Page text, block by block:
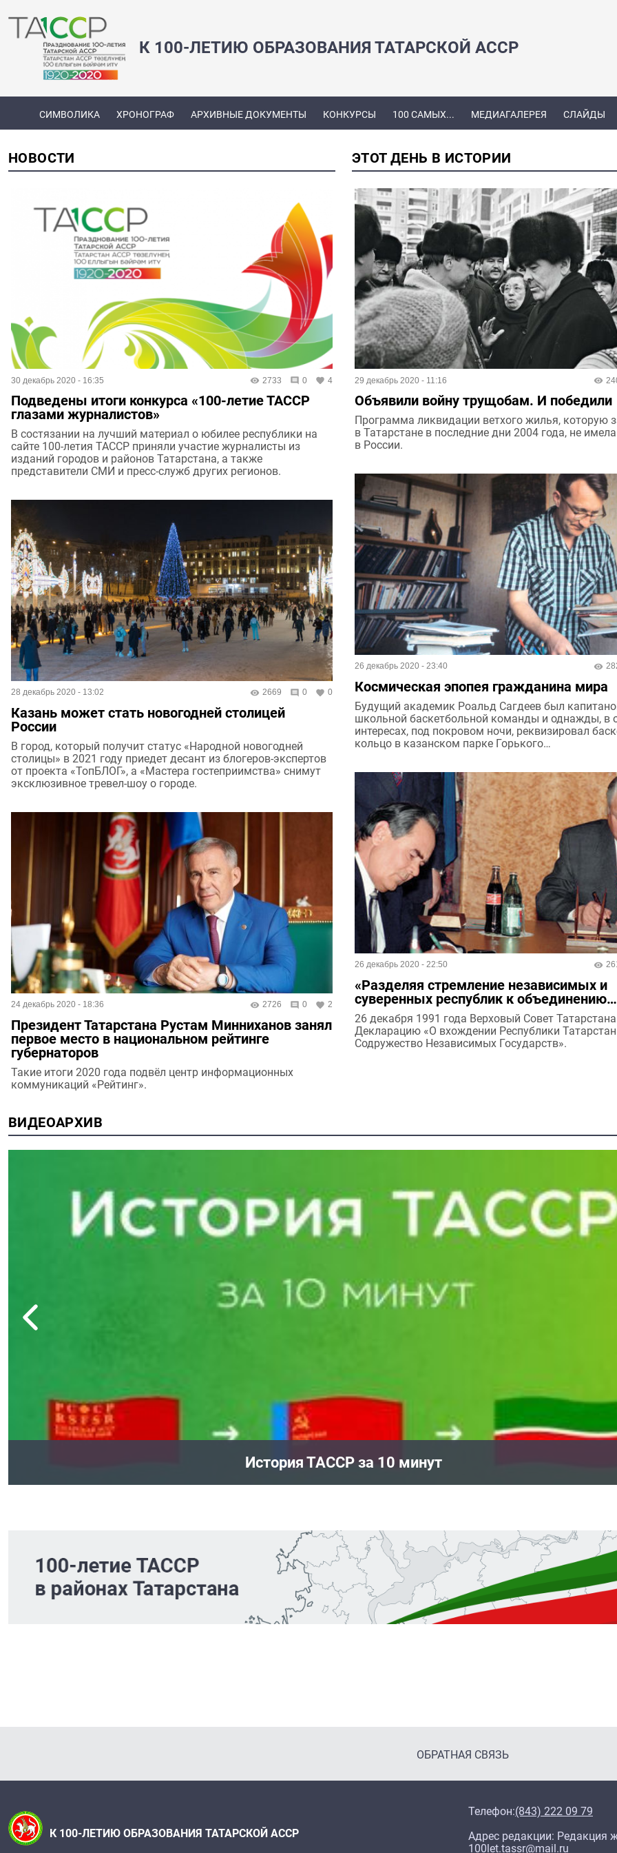
К 100-ЛЕТИЮ ОБРАЗОВАНИЯ ТАТАРСКОЙ АССР
СИМВОЛИКА ХРОНОГРАФ АРХИВНЫЕ ДОКУМЕНТЫ КОНКУРСЫ 100 САМЫХ... МЕДИАГАЛЕРЕЯ СЛАЙДЫ
НОВОСТИ
30 декабрь 2020 - 16:35 2733 0 4
Подведены итоги конкурса «100-летие ТАССР
глазами журналистов»
В состязании на лучший материал о юбилее республики на
сайте 100-летия ТАССР приняли участие журналисты из
изданий городов и районов Татарстана, а также
представители СМИ и пресс-служб других регионов.
28 декабрь 2020 - 13:02 2669 0 0
Казань может стать новогодней столицей
России
В город, который получит статус «Народной новогодней
столицы» в 2021 году приедет десант из блогеров-экспертов
от проекта «ТопБЛОГ», а «Мастера гостеприимства» снимут
эксклюзивное тревел-шоу о городе.
24 декабрь 2020 - 18:36 2726 0 2
Президент Татарстана Рустам Минниханов занял
первое место в национальном рейтинге
губернаторов
Такие итоги 2020 года подвёл центр информационных
коммуникаций «Рейтинг».
ЭТОТ ДЕНЬ В ИСТОРИИ
29 декабрь 2020 - 11:16
Объявили войну трущобам. И победили
Программа ликвидации ветхого жилья, которую
в Татарстане в последние дни 2004 года, не
в России.
26 декабрь 2020 - 23:40
Космическая эпопея гражданина мира
Будущий академик Роальд Сагдеев был
школьной баскетбольной команды и однажды, в
интересах, под покровом ночи, реквизировал
кольцо в казанском парке Горького…
26 декабрь 2020 - 22:50
«Разделяя стремление независимых и
суверенных республик к
26 декабря 1991 года Верховый Совет
Декларацию «О вхождении Республики
Содружество Независимых Государств».
ВИДЕОАРХИВ
100 лет ТАССР Культура
ОБРАТНАЯ СВЯЗЬ
К 100-ЛЕТИЮ ОБРАЗОВАНИЯ ТАТАРСКОЙ АССР
Телефон:(843) 222 09 79
Адрес редакции: Редакция
100let.tassr@mail.ru